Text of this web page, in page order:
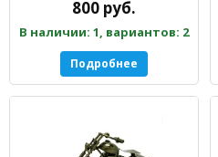
800 руб.
В наличии: 1, вариантов: 2
Подробнее